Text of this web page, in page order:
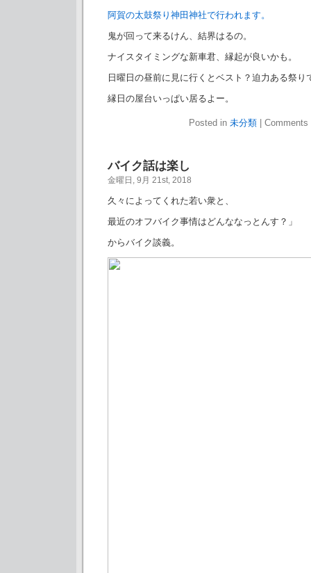
阿賀の太鼓祭り神田神社で行われます。
鬼が回って来るけん、結界はるの。
ナイスタイミングな新車君、縁起が良いかも。
日曜日の昼前に見に行くとベスト？迫力ある祭り
縁日の屋台いっぱい居るよー。
Posted in 未分類 Comments
バイク話は楽し
金曜日, 9月 21st, 2018
久々によってくれた若い衆と、
最近のオフバイク事情はどんななっとんす？」
からバイク談義。